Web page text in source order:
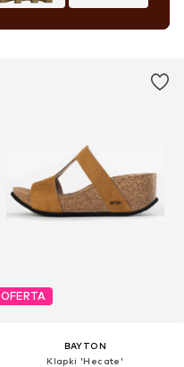
OFERTA
BAYTON
Klapki 'Hecate'